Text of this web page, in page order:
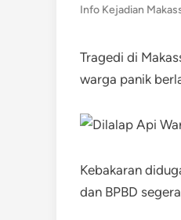
in
Info Kejadian
Tragedi di
warga panik
Kebakaran
dan BPBD